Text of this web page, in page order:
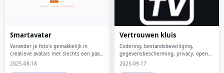
Smartavatar
Verander je foto's gemakkelijk in
creatieve avatars met slechts een paar
klikken.
2025-08-18
Vertrouwen kluis
Codering, bestandsbeveiliging,
gegevensbescherming, privacy, open
source, AES-256, beveiligde opslag,
2025-09-17